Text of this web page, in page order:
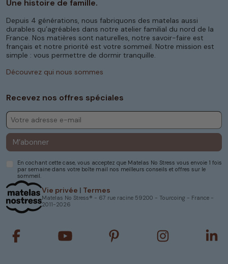
Vie privée | Termes
Matelas No Stress® - 67 rue racine 59200 - Tourcoing - France -
2011-2026
Une histoire de famille.
Depuis 4 générations, nous fabriquons des matelas aussi
durables qu’agréables dans notre atelier familial du nord de la
France. Nos matières sont naturelles, notre savoir-faire est
français et notre priorité est votre sommeil. Notre mission est
simple : vous permettre de dormir tranquille.
Découvrez qui nous sommes
Recevez nos offres spéciales
M’abonner
En cochant cette case, vous acceptez que Matelas No Stress vous envoie 1 fois
par semaine dans votre boîte mail nos meilleurs conseils et offres sur le
sommeil.